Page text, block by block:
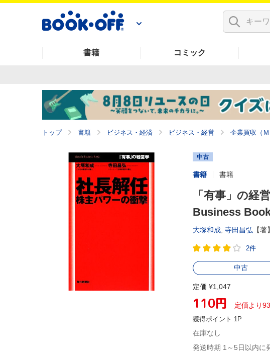
書籍 コミック
トップ 書籍 ビジネス・経済 ビジネス・経営 企業買収（Ｍ
中古
書籍 書籍
「有事」の経
Business
大塚和成, 寺田昌弘 【著】
2件
中古
定価 ¥1,047
110円 定価より
獲得ポイント 1P
在庫なし
発送時期 1～5日以内に